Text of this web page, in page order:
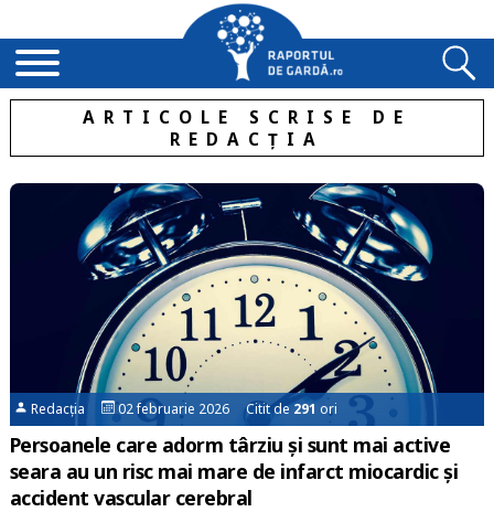
ARTICOLE SCRISE DE
REDACȚIA
Redacția 02 februarie 2026 Citit de291 ori
Persoanele care adorm târziu și sunt mai active
seara au un risc mai mare de infarct miocardic și
accident vascular cerebral